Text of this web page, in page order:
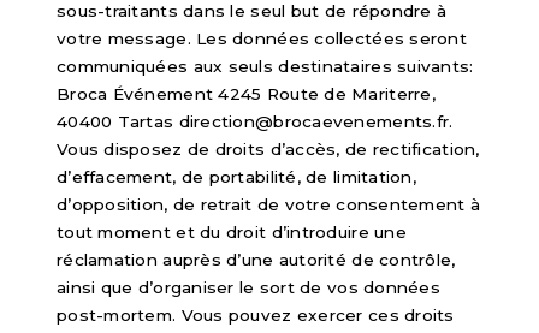
sous-traitants dans le seul but de répondre à
votre message. Les données collectées seront
communiquées aux seuls destinataires suivants:
Broca Événement 4245 Route de Mariterre,
40400 Tartas direction@brocaevenements.fr.
Vous disposez de droits d’accès, de rectification,
d’effacement, de portabilité, de limitation,
d’opposition, de retrait de votre consentement à
tout moment et du droit d’introduire une
réclamation auprès d’une autorité de contrôle,
ainsi que d’organiser le sort de vos données
post-mortem. Vous pouvez exercer ces droits